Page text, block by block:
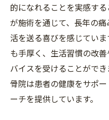
的になれることを実感す
が施術を通じて、長年の
活を送る喜びを感じてい
も手厚く、生活習慣の改
バイスを受けることがで
骨院は患者の健康をサポ
ーチを提供しています。